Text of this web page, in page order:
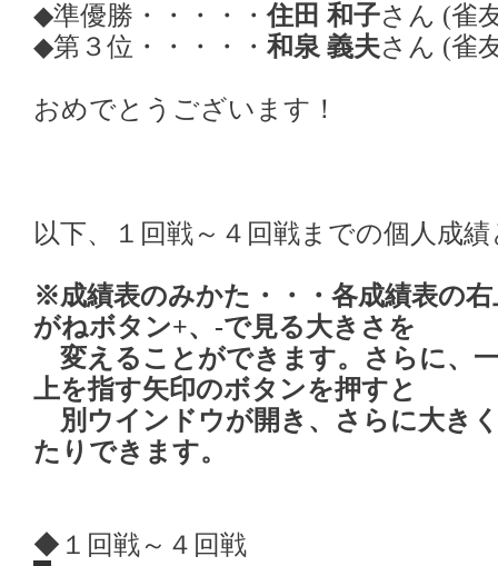
◆準優勝・・・・・住田 和子さん (雀
◆第３位・・・・・ 和泉 義夫さん (雀
おめでとうございます！
以下、１回戦～４回戦までの個人成
※成績表のみかた・・・各成績表の
がねボタン+、-で見る大きさを
変えることができます。さらに、
上を指す矢印のボタンを押すと
別ウインドウが開き、さらに大き
たりできます。
◆１回戦～４回戦